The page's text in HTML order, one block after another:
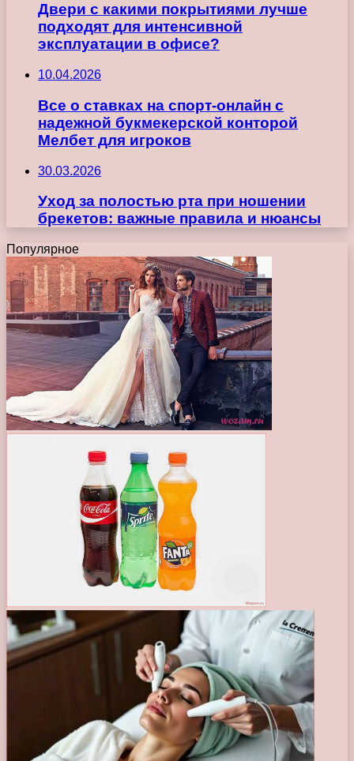
Двери с какими покрытиями лучше
подходят для интенсивной
эксплуатации в офисе?
10.04.2026
Все о ставках на спорт-онлайн с
надежной букмекерской конторой
Мелбет для игроков
30.03.2026
Уход за полостью рта при ношении
брекетов: важные правила и нюансы
Популярное